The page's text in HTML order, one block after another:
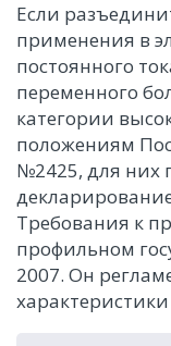
Если
применения в
постоянного
переменного
категории
положениям
№2425, для них
Требования к
профильном
2007. Он
характеристики